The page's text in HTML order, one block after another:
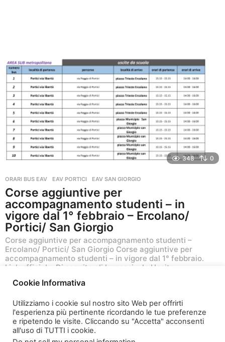
348 0
ORARI BUS EAV EAV PORTICI ,EAV SAN GIORGIO
Corse aggiuntive per
accompagnamento studenti – in
vigore dal 1° febbraio – Ercolano/
Portici/ San Giorgio
Corse aggiuntive per accompagnamento studenti –
Ercolano/ Portici/ San Giorgio Corse aggiuntive per
accompagnamento studenti – in vigore dal 1° febbraio.
Link ufficiale. Di seguito gli Ingressi e le Uscite
6 anni ago6
n
n
i
a
Cookie Informativa
Utilizziamo i cookie sul nostro sito Web per offrirti
l'esperienza più pertinente ricordando le tue preferenze
e ripetendo le visite. Cliccando su "Accetta" acconsenti
all'uso di TUTTI i cookie.